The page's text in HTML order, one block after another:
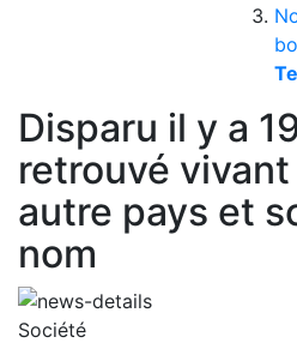
Disparu il y a
retrouvé
autre pays et
nom
Société